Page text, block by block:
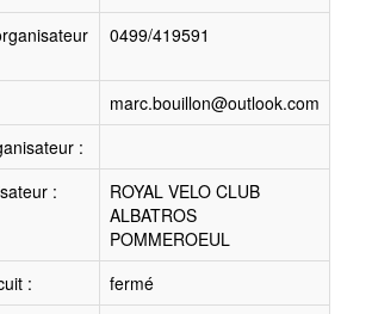
0499/419591
marc.bouillon@outlook.com
:
:
ROYAL VELO CLUB
ALBATROS
POMMEROEUL
:
fermé